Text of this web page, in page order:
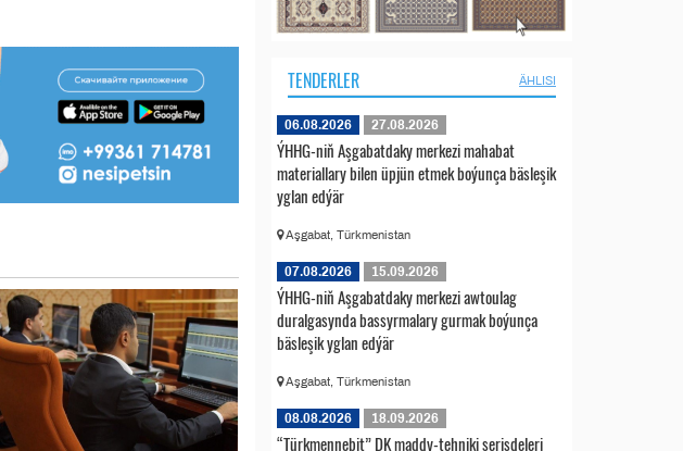
TENDERLER ÄHLISI
06.08.2026 27.08.2026
ÝHHG-niň Aşgabatdaky merkezi mahabat
materiallary bilen üpjün etmek boýunça bäsleşik
yglan edýär
Aşgabat, Türkmenistan
07.08.2026 15.09.2026
ÝHHG-niň Aşgabatdaky merkezi awtoulag
duralgasynda bassyrmalary gurmak boýunça
bäsleşik yglan edýär
Aşgabat, Türkmenistan
08.08.2026 18.09.2026
“Türkmennebit” DK maddy-tehniki serişdeleri